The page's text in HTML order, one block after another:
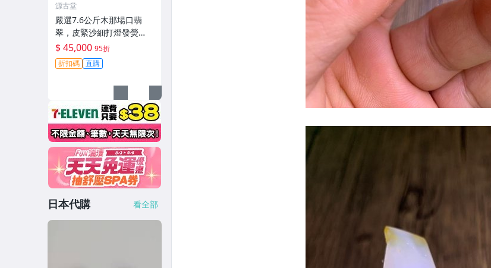
源古堂
嚴選7.6公斤木那場口翡
翠，皮緊沙細打燈發熒
光，肉質極致細膩重量壓
手，適合打造手鐲，尤其
推薦春帶彩款式，可玩性
$ 45,000 95折
折扣碼 直購
日本代購 看全部